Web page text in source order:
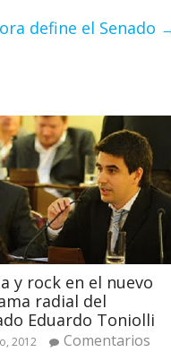
define el Senado
y rock en el nuevo
radial del
Eduardo Toniolli
2012
Comentarios